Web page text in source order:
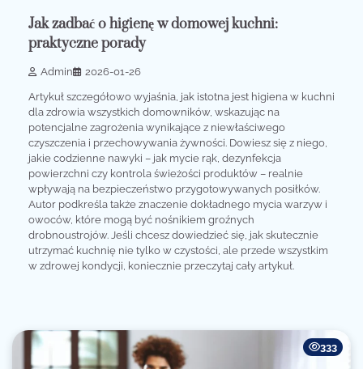
Jak zadbać o higienę w domowej kuchni:
praktyczne porady
Admin 2026-01-26
Artykuł szczegółowo wyjaśnia, jak istotna jest higiena w kuchni
dla zdrowia wszystkich domowników, wskazując na
potencjalne zagrożenia wynikające z niewłaściwego
czyszczenia i przechowywania żywności. Dowiesz się z niego,
jakie codzienne nawyki – jak mycie rąk, dezynfekcja
powierzchni czy kontrola świeżości produktów – realnie
wpływają na bezpieczeństwo przygotowywanych posiłków.
Autor podkreśla także znaczenie dokładnego mycia warzyw i
owoców, które mogą być nośnikiem groźnych
drobnoustrojów. Jeśli chcesz dowiedzieć się, jak skutecznie
utrzymać kuchnię nie tylko w czystości, ale przede wszystkim
w zdrowej kondycji, koniecznie przeczytaj cały artykuł.
333